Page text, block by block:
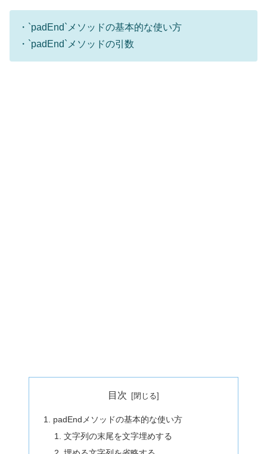
・`padEnd`メソッドの基本的な使い方
・`padEnd`メソッドの引数
目次
padEndメソッドの基本的な使い方
文字列の末尾を文字埋めする